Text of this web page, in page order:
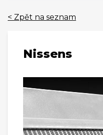
< Zpět na seznam
Nissens